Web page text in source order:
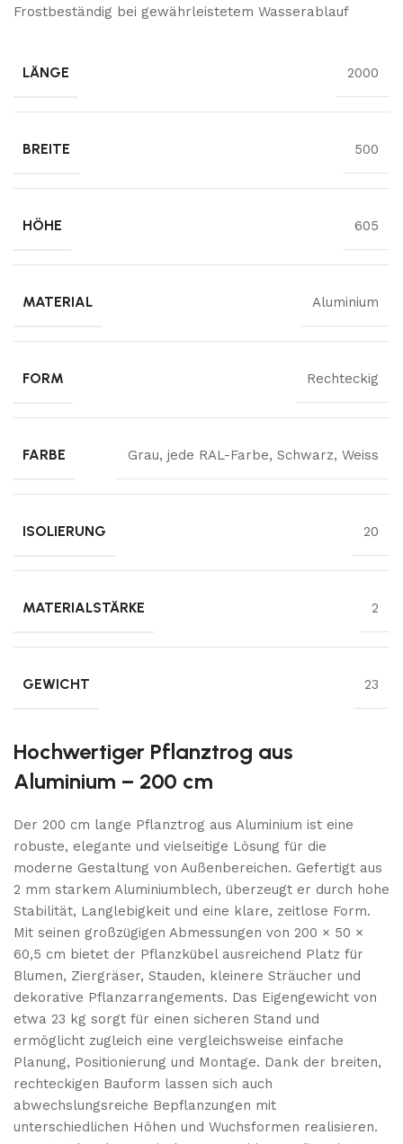
Frostbeständig bei gewährleistetem Wasserablauf
LÄNGE 2000
BREITE 500
HÖHE 605
MATERIAL Aluminium
FORM Rechteckig
FARBE Grau, jede RAL-Farbe, Schwarz, Weiss
ISOLIERUNG 20
MATERIALSTÄRKE 2
GEWICHT 23
Hochwertiger Pflanztrog aus
Aluminium – 200 cm
Der 200 cm lange Pflanztrog aus Aluminium ist eine
robuste, elegante und vielseitige Lösung für die
moderne Gestaltung von Außenbereichen. Gefertigt aus
2 mm starkem Aluminiumblech, überzeugt er durch hohe
Stabilität, Langlebigkeit und eine klare, zeitlose Form.
Mit seinen großzügigen Abmessungen von 200 × 50 ×
60,5 cm bietet der Pflanzkübel ausreichend Platz für
Blumen, Ziergräser, Stauden, kleinere Sträucher und
dekorative Pflanzarrangements. Das Eigengewicht von
etwa 23 kg sorgt für einen sicheren Stand und
ermöglicht zugleich eine vergleichsweise einfache
Planung, Positionierung und Montage. Dank der breiten,
rechteckigen Bauform lassen sich auch
abwechslungsreiche Bepflanzungen mit
unterschiedlichen Höhen und Wuchsformen realisieren.